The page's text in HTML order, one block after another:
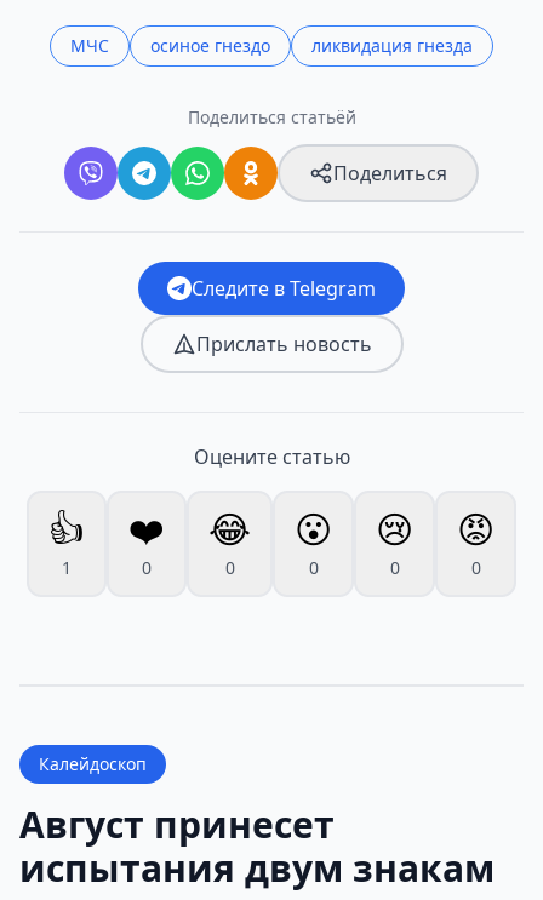
МЧС осиное гнездо ликвидация гнезда
Поделиться статьёй
Поделиться
Следите в Telegram
Прислать новость
Оцените статью
👍
1
❤️
0
😂
0
😮
0
😢
0
😡
0
Калейдоскоп
Август принесет
испытания двум знакам